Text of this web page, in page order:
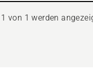
1 von 1 werden